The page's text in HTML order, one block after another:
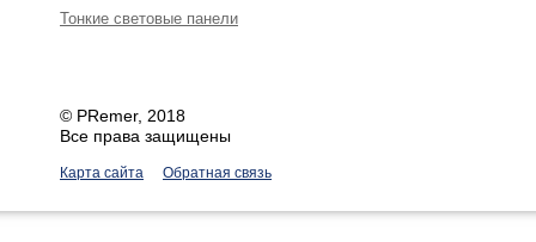
Тонкие световые панели
© PRemer, 2018
Все права защищены
Карта сайта Обратная связь